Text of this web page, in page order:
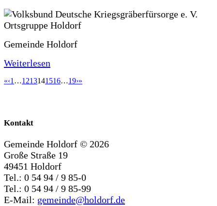
Gemeinde Holdorf
Weiterlesen
«‹1 …1213141516…19›»
Kontakt
Gemeinde Holdorf © 2026
Große Straße 19
49451 Holdorf
Tel.: 0 54 94 / 9 85-0
Tel.: 0 54 94 / 9 85-99
E-Mail: gemeinde@holdorf.de